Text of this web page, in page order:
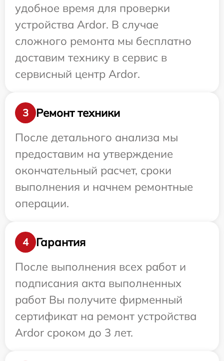
удобное время для проверки
устройства Ardor. В случае
сложного ремонта мы бесплатно
доставим технику в сервис в
сервисный центр Ardor.
3
Ремонт техники
После детального анализа мы
предоставим на утверждение
окончательный расчет, сроки
выполнения и начнем ремонтные
операции.
4
Гарантия
После выполнения всех работ и
подписания акта выполненных
работ Вы получите фирменный
сертификат на ремонт устройства
Ardor сроком до 3 лет.